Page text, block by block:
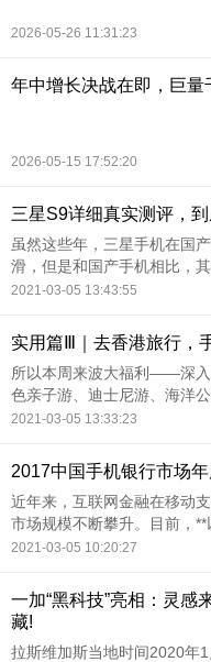
2026-05-26 11:31:23
年中增长决战在即，巨
2026-05-15 17:52:20
三星S9详细真实测评，
虽然这些年，三星手机在国
滑，但是和国产手机相比，
2021-03-05 13:43:55
实用篇Ⅲ｜去香港旅行，
所以本周来波大福利——深入
色亲子游、迪士尼游、海洋
品、米其林小吃购物篇：必
2021-03-05 13:33:23
2017中国手机银行市场
近年来，互联网金融在移动
市场规模不断攀升。目前，
2021-03-05 10:20:27
一加“黑科技”亮相：灵感
藏!
拉斯维加斯当地时间2020年